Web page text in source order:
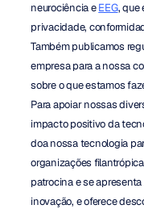
neurociência e EEG, que
privacidade,
Também publicamos
empresa para a nossa
sobre o que estamos
Para apoiar nossas
impacto positivo da
doa nossa tecnologia
organizações
patrocina e se
inovação, e oferece